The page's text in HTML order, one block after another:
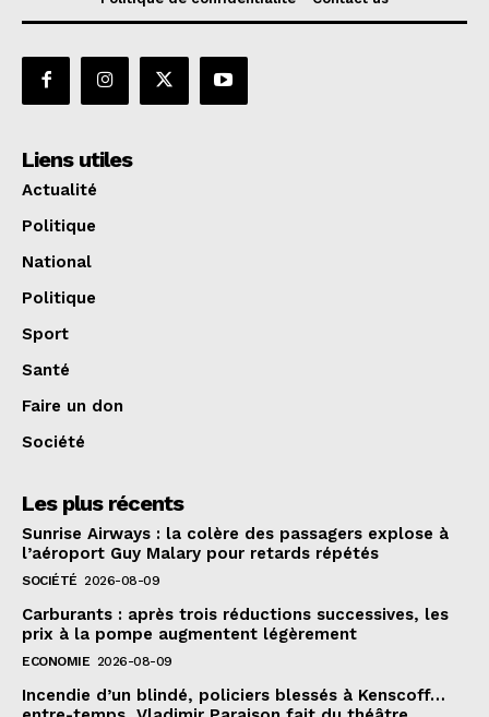
Liens utiles
Actualité
Politique
National
Politique
Sport
Santé
Faire un don
Société
Les plus récents
Sunrise Airways : la colère des passagers explose à
l’aéroport Guy Malary pour retards répétés
SOCIÉTÉ 2026-08-09
Carburants : après trois réductions successives, les
prix à la pompe augmentent légèrement
ECONOMIE 2026-08-09
Incendie d’un blindé, policiers blessés à Kenscoff…